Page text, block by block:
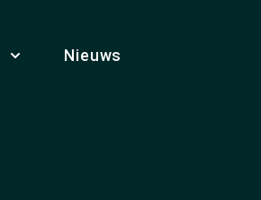
Nieuws